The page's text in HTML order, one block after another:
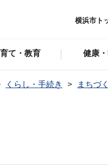
横浜市ト
て・教育 健康
くらし・手続き まちづ